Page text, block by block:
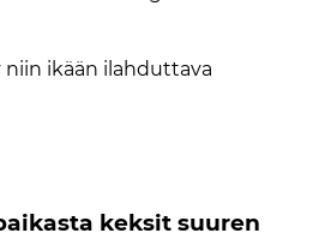
niin ikään ilahduttava
keksit suuren